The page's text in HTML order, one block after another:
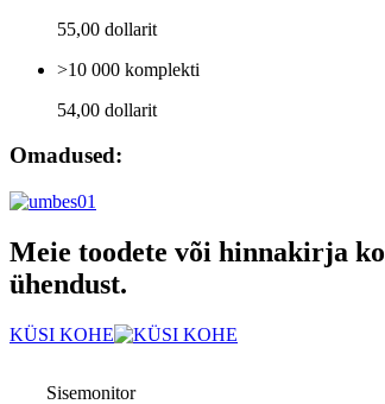
55,00 dollarit
>10 000 komplekti
54,00 dollarit
Omadused:
Meie toodete või hinnakirja
ühendust.
KÜSI KOHE
Sisemonitor